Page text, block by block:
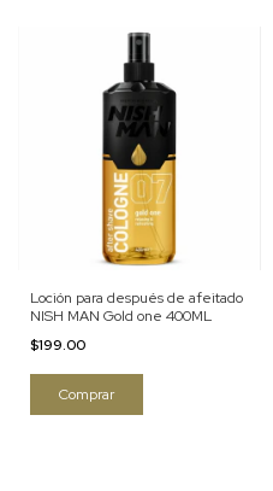
Loción para después de afeitado
NISH MAN Gold one 400ML
$199.00